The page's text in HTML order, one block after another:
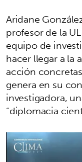
Aridane
profesor de la
equipo de
hacer llegar a la
acción
genera en su
investigadora,
“diplomacia